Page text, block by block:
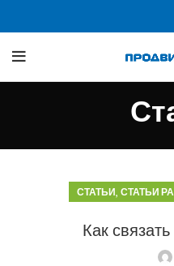
СТАТЬИ, СТАТЬИ
Как